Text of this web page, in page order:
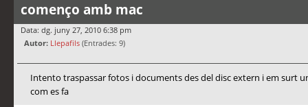
començo amb mac
Data: dg. juny 27, 2010 6:38 pm
Autor: Llepafils (Entrades: 9)
Intento traspassar fotos i documents des del disc extern i em surt
com es fa